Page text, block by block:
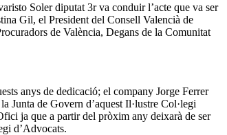
Soler diputat 3r va conduir l’acte que va ser
Gil, el President del Consell Valencià de
de València, Degans de la Comunitat
anys de dedicació; el company Jorge Ferrer
Junta de Govern d’aquest Il·lustre Col·legi
ja que a partir del pròxim any deixarà de ser
d’Advocats.